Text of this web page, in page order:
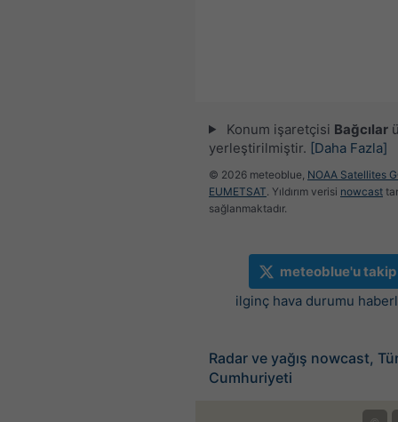
Konum işaretçisi Bağcılar
yerleştirilmiştir. [Daha Fazla]
© 2026 meteoblue, NOAA Satellites
EUMETSAT. Yıldırım verisi nowcast
sağlanmaktadır.
meteoblue'u
ilginç hava durumu
Radar ve yağış nowcast,
Cumhuriyeti